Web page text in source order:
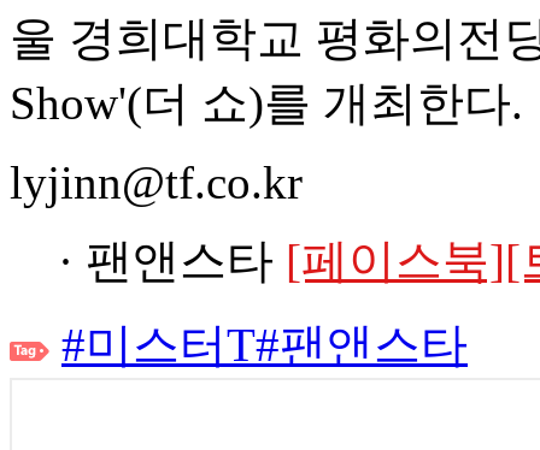
울 경희대학교 평화의전
Show'(더 쇼)를 개최한다.
lyjinn@tf.co.kr
· 팬앤스타 [페이스북][
#미스터T#팬앤스타